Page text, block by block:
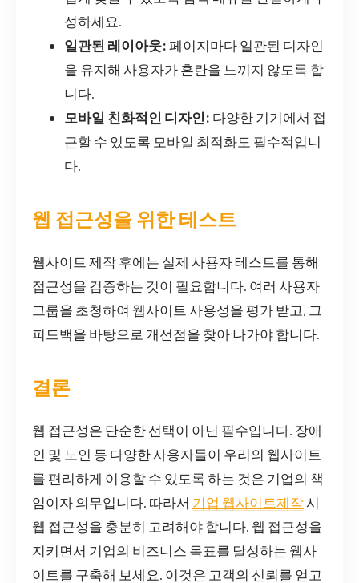
성하세요.
일관된 레이아웃: 페이지마다 일관된 디자인
을 유지해 사용자가 혼란을 느끼지 않도록 합
니다.
모바일 친화적인 디자인: 다양한 기기에서 접
근할 수 있도록 모바일 최적화도 필수적입니
다.
웹 접근성을 위한 테스트
웹사이트 제작 후에는 실제 사용자 테스트를 통해
접근성을 검증하는 것이 필요합니다. 여러 사용자
그룹을 초청하여 웹사이트 사용성을 평가 받고, 그
피드백을 바탕으로 개선점을 찾아 나가야 합니다.
결론
웹 접근성은 단순한 선택이 아닌 필수입니다. 장애
인 및 노인 등 다양한 사용자들이 우리의 웹사이트
를 편리하게 이용할 수 있도록 하는 것은 기업의 책
임이자 의무입니다. 따라서 기업 웹사이트제작 시
웹 접근성을 충분히 고려해야 합니다. 웹 접근성을
지키면서 기업의 비즈니스 목표를 달성하는 웹사
이트를 구축해 보세요. 이것은 고객의 신뢰를 얻고